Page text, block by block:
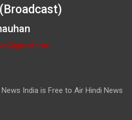
India is Free to Air Hindi News